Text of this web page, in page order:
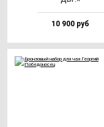
10 900 руб